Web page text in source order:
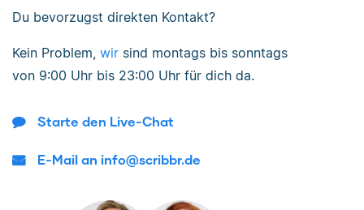
Du bevorzugst direkten Kontakt?
Kein Problem, wir sind montags bis sonntags
von 9:00 Uhr bis 23:00 Uhr für dich da.
Starte den Live-Chat
E-Mail an info@scribbr.de